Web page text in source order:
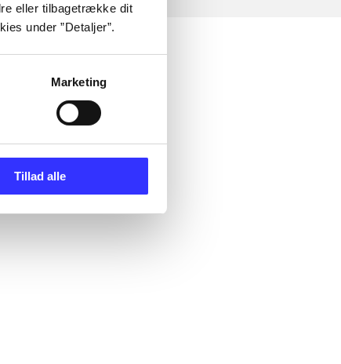
eller tilbagetrække dit
under ”Detaljer”.
Marketing
Tillad alle